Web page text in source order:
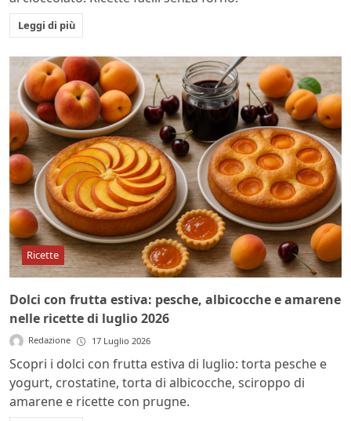
Leggi di più
Ricette
Dolci con frutta estiva: pesche, albicocche e amarene
nelle ricette di luglio 2026
Redazione 17 Luglio 2026
Scopri i dolci con frutta estiva di luglio: torta pesche e
yogurt, crostatine, torta di albicocche, sciroppo di
amarene e ricette con prugne.